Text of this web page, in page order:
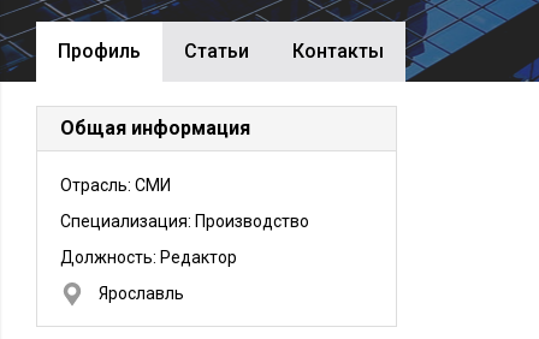
Профиль Cтатьи Контакты
Общая информация
Отрасль: СМИ
Специализация: Производство
Должность: Редактор
Ярославль